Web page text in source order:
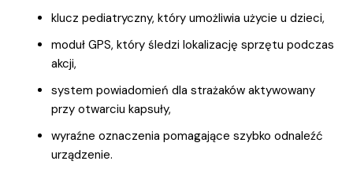
klucz pediatryczny, który umożliwia użycie u dzieci,
moduł GPS, który śledzi lokalizację sprzętu podczas
akcji,
system powiadomień dla strażaków aktywowany
przy otwarciu kapsuły,
wyraźne oznaczenia pomagające szybko odnaleźć
urządzenie.